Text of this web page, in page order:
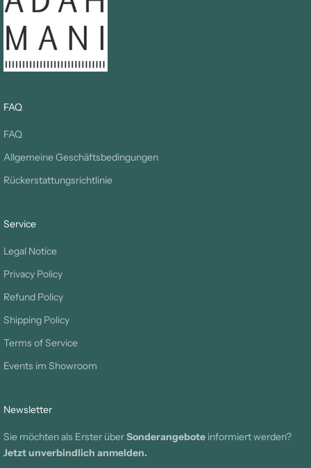
FAQ
FAQ
Allgemeine Geschäftsbedingungen
Rückerstattungsrichtlinie
Service
Legal Notice
Privacy Policy
Refund Policy
Shipping Policy
Terms of Service
Events im Showroom
Newsletter
Sie möchten als Erster überSonderangebote informiert werden?
Jetzt unverbindlich anmelden.